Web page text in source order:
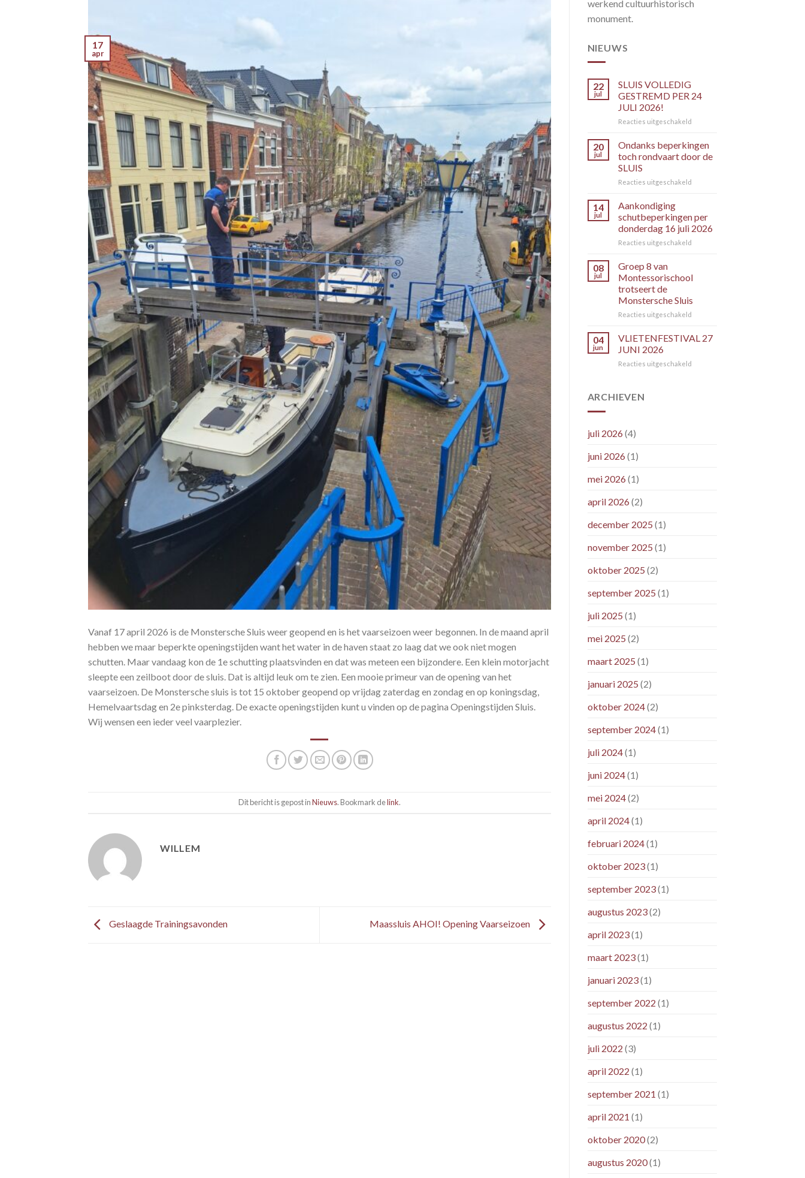
17
apr
Vanaf 17 april 2026 is de Monstersche Sluis weer geopend en is het vaarseizoen weer begonnen. In de maand april
hebben we maar beperkte openingstijden want het water in de haven staat zo laag dat we ook niet mogen
schutten. Maar vandaag kon de 1e schutting plaatsvinden en dat was meteen een bijzondere. Een klein motorjacht
sleepte een zeilboot door de sluis. Dat is altijd leuk om te zien. Een mooie primeur van de opening van het
vaarseizoen. De Monstersche sluis is tot 15 oktober geopend op vrijdag zaterdag en zondag en op koningsdag,
Hemelvaartsdag en 2e pinksterdag. De exacte openingstijden kunt u vinden op de pagina Openingstijden Sluis.
Wij wensen een ieder veel vaarplezier.
Dit bericht is gepost inNieuws. Bookmark delink.
WILLEM
Geslaagde Trainingsavonden Maassluis AHOI! Opening Vaarseizoen
werkend cultuurhistorisch
monument.
NIEUWS
22
jul
SLUIS VOLLEDIG
GESTREMD PER 24
JULI 2026!
Reacties uitgeschakeldvoor
GESTREMD
PER
20
jul
Ondanks beperkingen
toch rondvaart door de
SLUIS
Reacties uitgeschakeldvoor
rondvaart
door
14
jul
Aankondiging
schutbeperkingen per
donderdag 16 juli 2026
Reacties uitgeschakeldvoor
donderdag
juli
2026
08
jul
Groep 8 van
Montessorischool
trotseert de
Monstersche Sluis
Reacties uitgeschakeldvoor
8
trotseert
04
jun
VLIETENFESTIVAL 27
JUNI 2026
Reacties uitgeschakeldvoor
ARCHIEVEN
juli 2026 (4)
juni 2026 (1)
mei 2026 (1)
april 2026 (2)
december 2025 (1)
november 2025 (1)
oktober 2025 (2)
september 2025 (1)
juli 2025 (1)
mei 2025 (2)
maart 2025 (1)
januari 2025 (2)
oktober 2024(2)
september 2024(1)
juli 2024(1)
juni 2024(1)
mei 2024(2)
april 2024(1)
februari 2024(1)
oktober 2023(1)
september 2023(1)
augustus 2023(2)
april 2023(1)
maart 2023(1)
januari 2023(1)
september 2022 (1)
augustus 2022 (1)
juli 2022 (3)
april 2022 (1)
september 2021 (1)
april 2021 (1)
oktober 2020(2)
augustus 2020(1)